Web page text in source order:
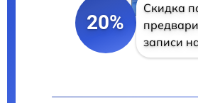
20%
Скидка
записи